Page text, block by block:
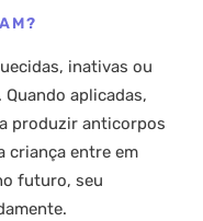
inativas ou
aplicadas,
produzir anticorpos
criança entre em
futuro, seu